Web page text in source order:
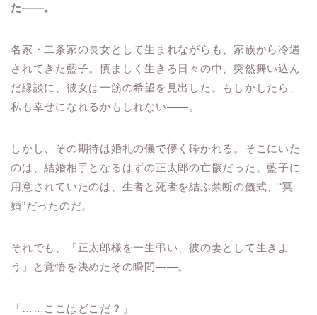
た――。
名家・二条家の長女として生まれながらも、家族から冷遇
されてきた藍子。慎ましく生きる日々の中、突然舞い込ん
だ縁談に、彼女は一筋の希望を見出した。もしかしたら、
私も幸せになれるかもしれない――。
しかし、その期待は婚礼の儀で儚く砕かれる。そこにいた
のは、結婚相手となるはずの正太郎の亡骸だった。藍子に
用意されていたのは、生者と死者を結ぶ禁断の儀式、“冥
婚”だったのだ。
それでも、「正太郎様を一生弔い、彼の妻として生きよ
う」と覚悟を決めたその瞬間――。
「……ここはどこだ？」